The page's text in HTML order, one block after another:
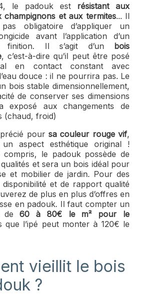
le padouk est résistant aux
champignons et aux termites... Il
obligatoire d’appliquer un
avant l’application d’un
finition. Il s’agit d’un bois
, c’est-à-dire qu’il peut être posé
en contact constant avec
douce : il ne pourrira pas. Le
bois stable dimensionnellement,
de conserver ses dimensions
exposé aux changements de
(chaud, froid)
pour sa couleur rouge vif,
aspect esthétique original !
compris, le padouk possède de
et sera un bois idéal pour
et mobilier de jardin. Pour des
disponibilité et de rapport qualité
de plus en plus d’offres en
en padouk. Il faut compter un
de60 à 80€ le m² pour le
l’ipé peut monter à 120€ le
vieillit le bois
?